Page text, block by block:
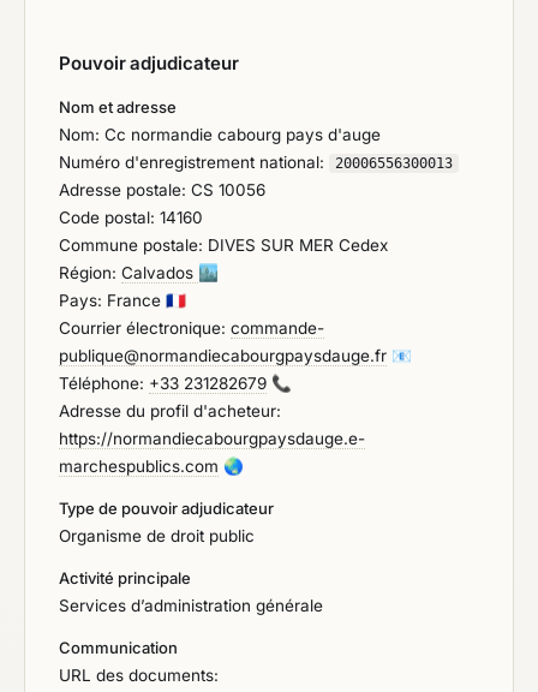
Pouvoir adjudicateur
Nom et adresse
Nom: Cc normandie cabourg pays d'auge
Numéro d'enregistrement national:
20006556300013
Adresse postale: CS 10056
Code postal: 14160
Commune postale: DIVES SUR MER Cedex
Région: Calvados 🏙️
Pays: France 🇫🇷
Courrier électronique: commande-
publique@normandiecabourgpaysdauge.fr 📧
Téléphone: +33 231282679 📞
Adresse du profil d'acheteur:
https://normandiecabourgpaysdauge.e-
marchespublics.com 🌏
Type de pouvoir adjudicateur
Organisme de droit public
Activité principale
Services d’administration générale
Communication
URL des documents: